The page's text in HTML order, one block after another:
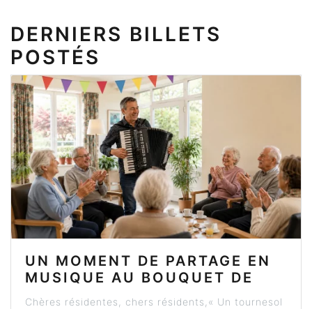
DERNIERS BILLETS
POSTÉS
UN MOMENT DE PARTAGE EN
MUSIQUE AU BOUQUET DE
SEEBACH
Chères résidentes, chers résidents,« Un tournesol